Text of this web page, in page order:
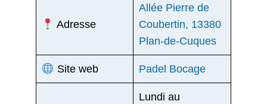
Adresse
Allée Pierre de
Coubertin, 13380
Plan-de-Cuques
Site web Padel Bocage
Lundi au